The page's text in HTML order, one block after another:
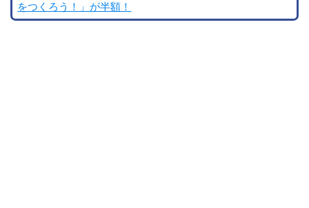
をつくろう！」が半額！